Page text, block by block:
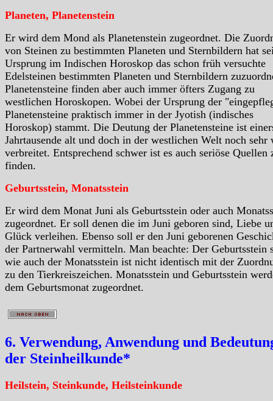
Planeten, Planetenstein
Er wird dem Mond als Planetenstein zugeordnet. Die
von Steinen zu bestimmten Planeten und Sternbildern hat
Ursprung im Indischen Horoskop das schon früh versuchte
Edelsteinen bestimmten Planeten und Sternbildern
Planetensteine finden aber auch immer öfters Zugang zu
westlichen Horoskopen. Wobei der Ursprung der
Planetensteine praktisch immer in der Jyotish (indisches
Horoskop) stammt. Die Deutung der Planetensteine ist
Jahrtausende alt und doch in der westlichen Welt noch sehr
verbreitet. Entsprechend schwer ist es auch seriöse Quellen
finden.
Geburtsstein, Monatsstein
Er wird dem Monat Juni als Geburtsstein oder auch
zugeordnet. Er soll denen die im Juni geboren sind, Liebe
Glück verleihen. Ebenso soll er den Juni geborenen
der Partnerwahl vermitteln. Man beachte: Der Geburtsstein
wie auch der Monatsstein ist nicht identisch mit der
zu den Tierkreiszeichen. Monatsstein und Geburtsstein
dem Geburtsmonat zugeordnet.
6. Verwendung, Anwendung und
der Steinheilkunde*
Heilstein, Steinkunde, Heilsteinkunde